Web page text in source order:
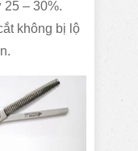
25 – 30%.
không bị lộ